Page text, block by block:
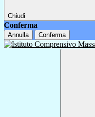
Chiudi
Conferma
Annulla Conferma